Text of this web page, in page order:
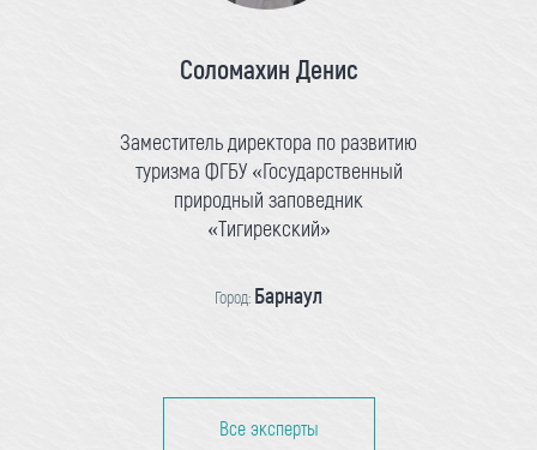
Соломахин Денис
Заместитель директора по развитию
туризма ФГБУ «Государственный
природный заповедник
«Тигирекский»
Город: Барнаул
Все эксперты